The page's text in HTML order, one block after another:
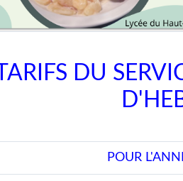
TARIFS DU
POUR